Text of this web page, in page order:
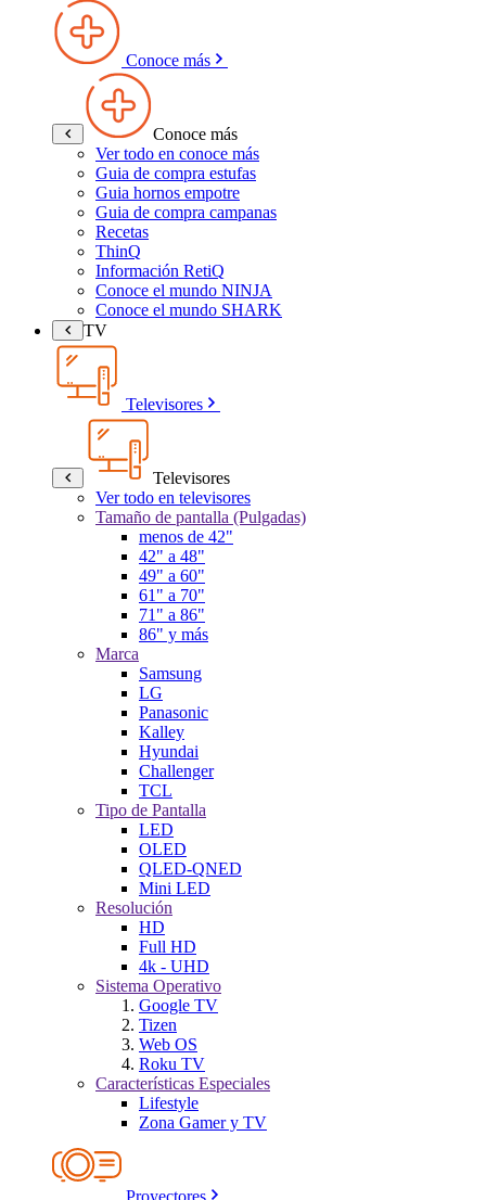
Conoce más
Conoce más
Ver todo en conoce más
Guia de compra estufas
Guia hornos empotre
Guia de compra campanas
Recetas
ThinQ
Información RetiQ
Conoce el mundo NINJA
Conoce el mundo SHARK
TV
Televisores
Televisores
Ver todo en televisores
Tamaño de pantalla (Pulgadas)
menos de 42"
42" a 48"
49" a 60"
61" a 70"
71" a 86"
86" y más
Marca
Samsung
LG
Panasonic
Kalley
Hyundai
Challenger
TCL
Tipo de Pantalla
LED
OLED
QLED-QNED
Mini LED
Resolución
HD
Full HD
4k - UHD
Sistema Operativo
Google TV
Tizen
Web OS
Roku TV
Características Especiales
Lifestyle
Zona Gamer y TV
Proyectores